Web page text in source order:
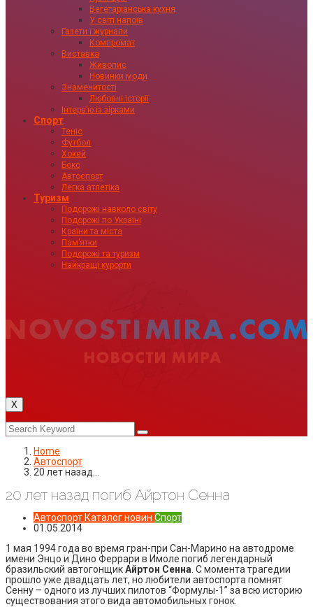
Вегетаріанська кухня
У світі напоїв
Газети і журнали
Компромат
Виставка
Живопис
Новинки моди
Знаменитості
Любовні історії
Інтервʼю із зірками
Спорт
Теніс
Футбол
Хокей
Бокс
Автоспорт
Легка атлетіка
Туризм
Подорожі навколо світу
Подорожі по Україні
Країни та міста
Пам’ятки
Подорожі та туризм
Найкращі курорти
X
Home
Автоспорт
20 лет назад…
20 лет назад погиб Айртон Сенна
АвтоспортКаталог новин Спорт
01.05.2014
1 мая 1994 года во время гран-при Сан-Марино на автодроме
имени Энцо и Дино Феррари в Имоле погиб легендарный
бразильский автогонщикАйртон Сенна . С момента трагедии
прошло уже двадцать лет, но любители автоспорта помнят
Сенну – одного из лучших пилотов “Формулы-1” за всю историю
существования этого вида автомобильных гонок.